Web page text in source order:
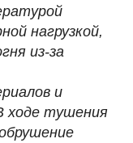
нагрузкой,
из-за
и
ходе тушения